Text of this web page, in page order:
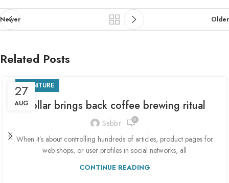
Newer Older
Related Posts
27
AUG
FURNITURE
Collar brings back coffee brewing ritual
Sabbir 0
When it’s about controlling hundreds of articles, product pages for
web shops, or user profiles in social networks, all
CONTINUE READING